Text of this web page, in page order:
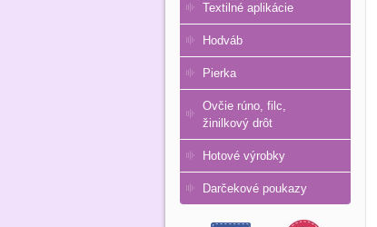
Textilné aplikácie
Hodváb
Pierka
Ovčie rúno, filc,
žinilkový drôt
Hotové výrobky
Darčekové poukazy